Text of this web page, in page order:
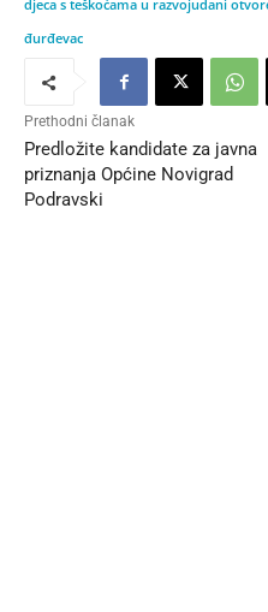
djeca s teškoćama u razvojudani
đurđevac
Prethodni članak
Predložite kandidate za javna
priznanja Općine Novigrad
Podravski